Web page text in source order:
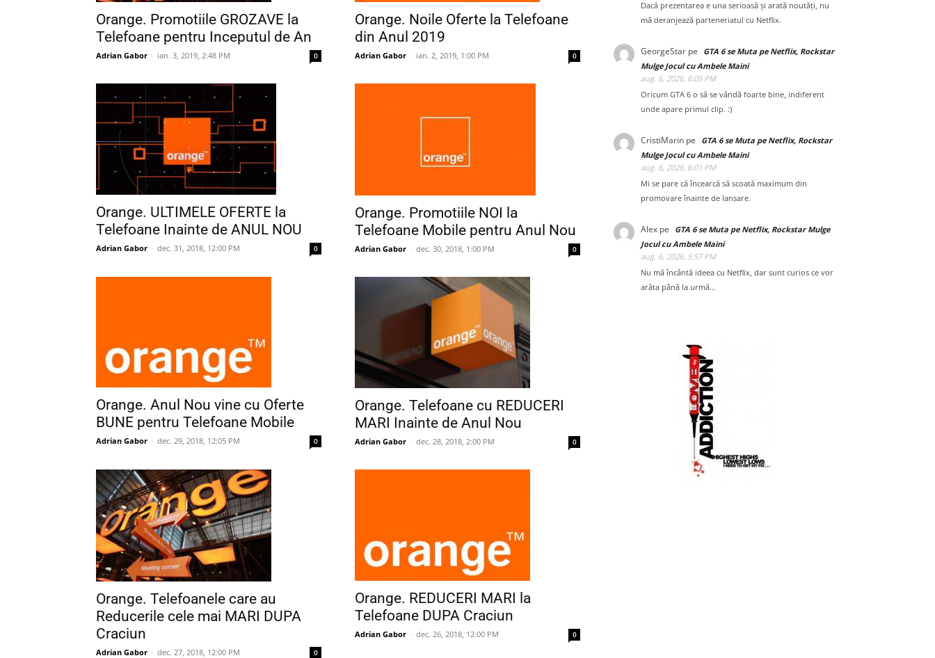
Orange. Promotiile GROZAVE la
Telefoane pentru Inceputul de An
Adrian Gabor - ian. 3, 2019, 2:48 PM 0
Orange. Noile Oferte la Telefoane
din Anul 2019
Adrian Gabor - ian. 2, 2019, 1:00 PM 0
Orange. ULTIMELE OFERTE la
Telefoane Inainte de ANUL NOU
Adrian Gabor - dec. 31, 2018, 12:00 PM 0
Orange. Promotiile NOI la
Telefoane Mobile pentru Anul Nou
Adrian Gabor - dec. 30, 2018, 1:00 PM 0
Orange. Anul Nou vine cu Oferte
BUNE pentru Telefoane Mobile
Adrian Gabor - dec. 29, 2018, 12:05 PM 0
Orange. Telefoane cu REDUCERI
MARI Inainte de Anul Nou
Adrian Gabor - dec. 28, 2018, 2:00 PM 0
Orange. Telefoanele care au
Reducerile cele mai MARI DUPA
Craciun
Adrian Gabor - dec. 27, 2018, 12:00 PM 0
Orange. REDUCERI MARI la
Telefoane DUPA Craciun
Adrian Gabor - dec. 26, 2018, 12:00 PM 0
Dacă prezentarea e una serioasă și arată noutăți, nu
mă deranjează parteneriatul cu Netflix.
GeorgeStar pe
GTA 6 se Muta pe Netflix, Rockstar
Mulge Jocul cu Ambele Maini
aug. 6, 2026, 6:05 PM
Oricum GTA 6 o să se vândă foarte bine, indiferent
unde apare primul clip. :)
CristiMarin pe
GTA 6 se Muta pe Netflix, Rockstar
Mulge Jocul cu Ambele Maini
aug. 6, 2026, 6:01 PM
Mi se pare că încearcă să scoată maximum din
promovare înainte de lansare.
Alex pe
GTA 6 se Muta pe Netflix, Rockstar Mulge
Jocul cu Ambele Maini
aug. 6, 2026, 5:57 PM
Nu mă încântă ideea cu Netflix, dar sunt curios ce vor
arăta până la urmă...